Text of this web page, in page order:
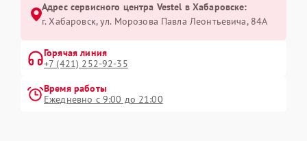
Адрес сервисного центра Vestel в Хабаровске:
г. Хабаровск, ул. Морозова Павла Леонтьевича, 84А
Горячая линия
+7 (421) 252-92-35
Время работы
Ежедневно с 9:00 до 21:00